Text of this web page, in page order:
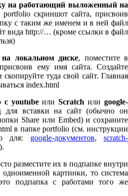
на работающий выложенный на
port­fo­lio скриншот сайта, присвоив
с таким же именем и в ней файл
вида http://… (кроме ссылки в файл
на локальном диске, поместите в
ему имя сайта. Создайте
туда свой сайт. Главная
index.html
с youtubeилиScratch или google-
для вставки на сайт (обычно он
Share или Embed) и сохраните
в папке port­fo­lio (см. инструкции
для: google-документов,scratch-
).
разместите их в подпапке внутри
картинки, то система
подпапка с работами того же